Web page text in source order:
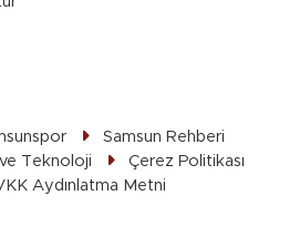
Samsun Rehberi
Teknoloji
Çerez Politikası
Aydınlatma Metni